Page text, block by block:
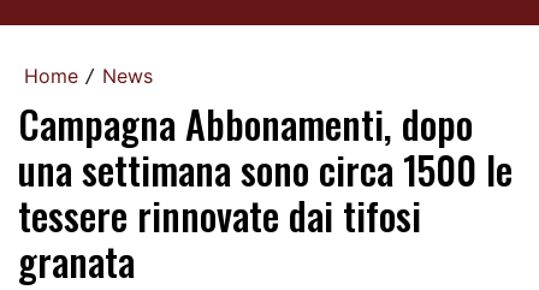
Home / News
Campagna Abbonamenti, dopo
una settimana sono circa 1500 le
tessere rinnovate dai tifosi
granata